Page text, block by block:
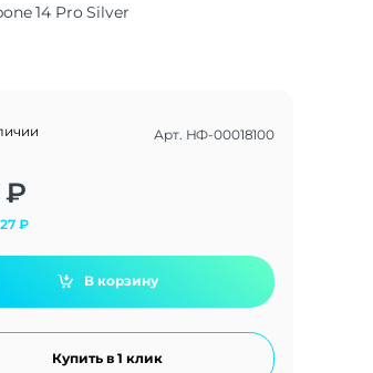
14 Pro Silver
Арт. НФ-00018100
₽
27₽
В корзину
Купить в 1 клик